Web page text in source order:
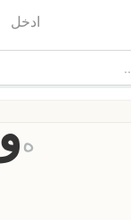
ادخل
هو